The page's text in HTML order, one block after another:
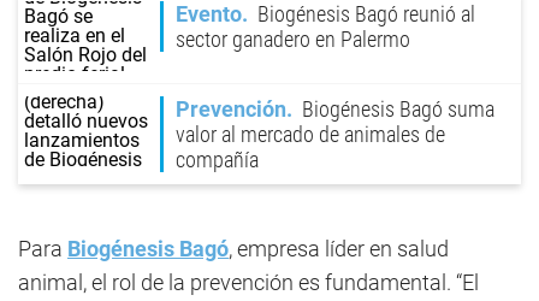
Evento
Biogénesis Bagó reunió al
sector ganadero en Palermo
Prevención
Biogénesis Bagó suma
valor al mercado de animales de
compañía
Para Biogénesis Bagó, empresa líder en salud
animal, el rol de la prevención es fundamental. “El